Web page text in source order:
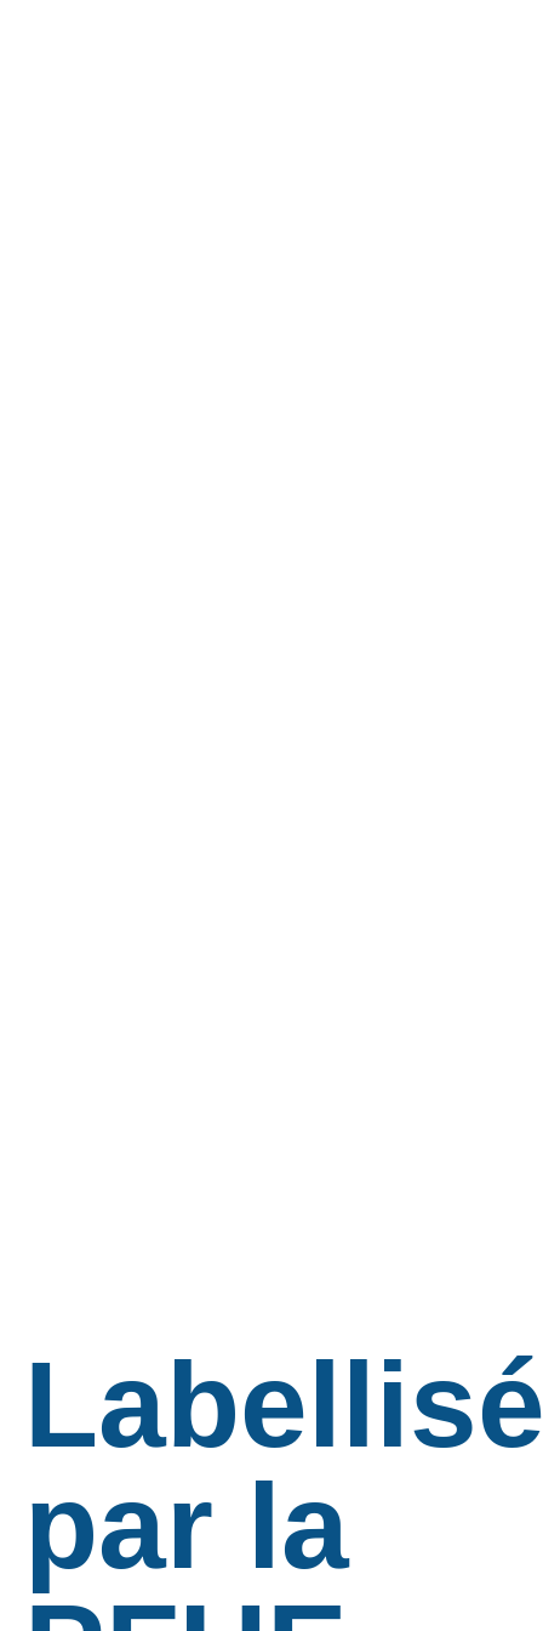
par la